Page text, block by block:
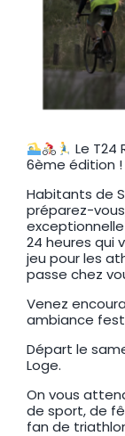
Le T24
6ème édition !
Habitants de
préparez-
exceptionnelle
24 heures qui
jeu pour les
passe chez
Venez
ambiance
Départ le
Loge.
On vous
de sport, de
fan de